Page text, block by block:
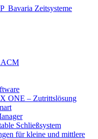
ONE – Zutrittslösung
Schließsystem
für kleine und mittlere